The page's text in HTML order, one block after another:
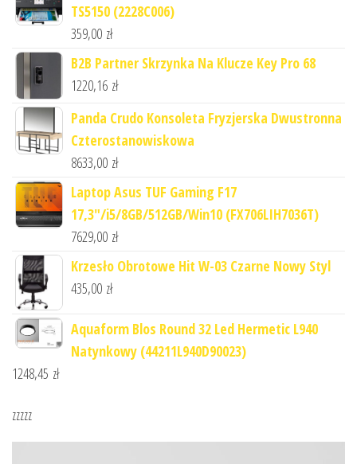
TS5150 (2228C006)
359,00 zł
B2B Partner Skrzynka Na Klucze Key Pro 68
1220,16 zł
Panda Crudo Konsoleta Fryzjerska Dwustronna
Czterostanowiskowa
8633,00 zł
Laptop Asus TUF Gaming F17
17,3"/i5/8GB/512GB/Win10 (FX706LIH7036T)
7629,00 zł
Krzesło Obrotowe Hit W-03 Czarne Nowy Styl
435,00 zł
Aquaform Blos Round 32 Led Hermetic L940
Natynkowy (44211L940D90023)
1248,45 zł
zzzzz